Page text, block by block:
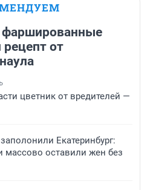
фаршированные
от
цветник от вредителей —
Екатеринбург:
массово оставили жен без